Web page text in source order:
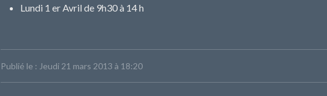
Lundi 1 er Avril de 9h30 à 14 h
Publié le : Jeudi 21 mars 2013 à 18:20